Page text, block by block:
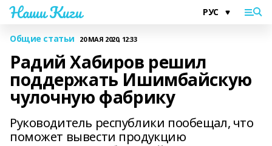
Наши Киги
Общие статьи 20 МАЯ 2020, 12:33
Радий Хабиров решил
поддержать Ишимбайскую
чулочную фабрику
Руководитель республики пообещал, что
поможет вывести продукцию